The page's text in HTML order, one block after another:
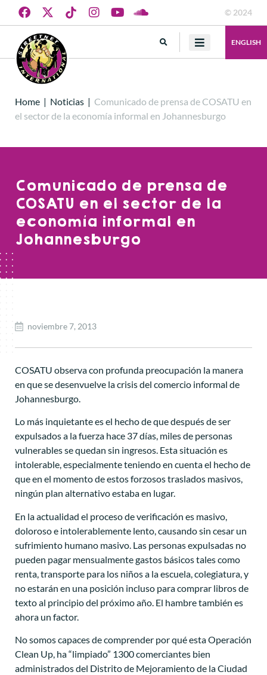
© 2024
ENGLISH
Home | Noticias | Comunicado de prensa de COSATU en
el sector de la economía informal en Johannesburgo
Comunicado de prensa de
COSATU en el sector de la
economía informal en
Johannesburgo
noviembre 7, 2013
COSATU observa con profunda preocupación la manera
en que se desenvuelve la crisis del comercio informal de
Johannesburgo.
Lo más inquietante es el hecho de que después de ser
expulsados a la fuerza hace 37 días, miles de personas
vulnerables se quedan sin ingresos. Esta situación es
intolerable, especialmente teniendo en cuenta el hecho de
que en el momento de estos forzosos traslados masivos,
ningún plan alternativo estaba en lugar.
En la actualidad el proceso de verificación es masivo,
doloroso e intolerablemente lento, causando sin cesar un
sufrimiento humano masivo. Las personas expulsadas no
pueden pagar mensualmente gastos básicos tales como
renta, transporte para los niños a la escuela, colegiatura, y
no estarán en una posición incluso para comprar libros de
texto al principio del próximo año. El hambre también es
ahora un factor.
No somos capaces de comprender por qué esta Operación
Clean Up, ha “limpiado” 1300 comerciantes bien
administrados del Distrito de Mejoramiento de la Ciudad